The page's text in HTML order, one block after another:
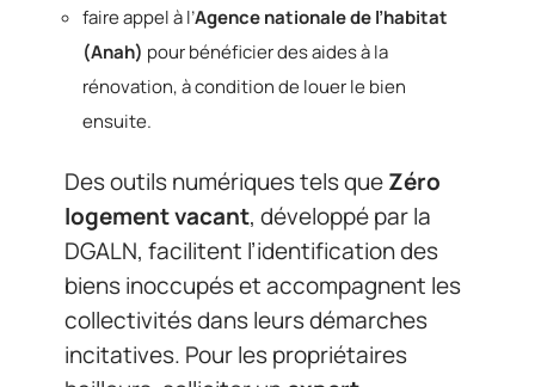
faire appel à l’Agence nationale de l’habitat
(Anah) pour bénéficier des aides à la
rénovation, à condition de louer le bien
ensuite.
Des outils numériques tels queZéro
logement vacant, développé par la
DGALN, facilitent l’identification des
biens inoccupés et accompagnent les
collectivités dans leurs démarches
incitatives. Pour les propriétaires